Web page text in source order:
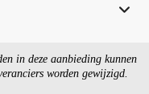
in deze aanbieding kunnen
worden gewijzigd.